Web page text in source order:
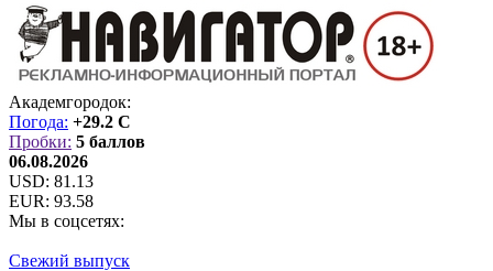
Академгородок:
Погода: +29.2 C
Пробки: 5 баллов
06.08.2026
USD: 81.13
EUR: 93.58
Мы в соцсетях:
Свежий выпуск